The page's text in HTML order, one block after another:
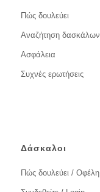
Πώς δουλεύει
Αναζήτηση δασκάλων
Ασφάλεια
Συχνές ερωτήσεις
Δάσκαλοι
Πώς δουλεύει / Οφέλη